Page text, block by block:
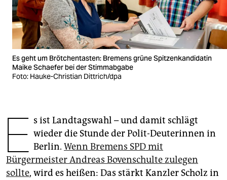
verlag
veranstaltungen
fragen & hilfe
genossenschaft
epaper login
Es geht um Brötchentasten: Bremens grüne Spitzenkandidatin
Maike Schaefer bei der Stimmabgabe
Foto: Hauke-Christian Dittrich/dpa
E s ist Landtagswahl – und damit schlägt
wieder die Stunde der Polit-Deuterinnen in
Berlin. Wenn Bremens SPD mit
Bürgermeister Andreas Bovenschulte zulegen
sollte, wird es heißen: Das stärkt Kanzler Scholz in